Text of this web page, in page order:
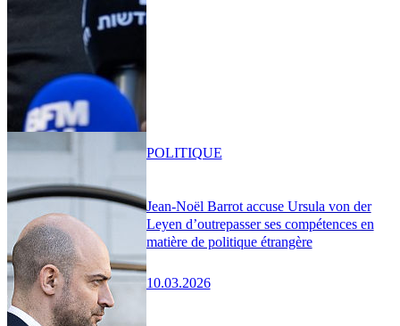
Jean-Noël Barrot accuse Ursula von der
Leyen d’outrepasser ses compétences en
matière de politique étrangère
10.03.2026
POLITIQUE